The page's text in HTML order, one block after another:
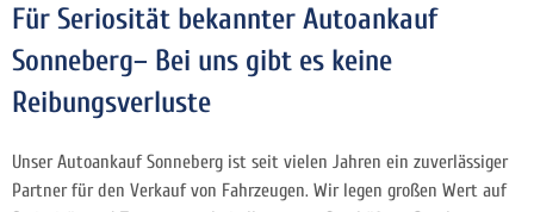
Für Seriosität bekannter Autoankauf
Sonneberg– Bei uns gibt es keine
Reibungsverluste
Unser Autoankauf Sonneberg ist seit vielen Jahren ein zuverlässiger
Partner für den Verkauf von Fahrzeugen. Wir legen großen Wert auf